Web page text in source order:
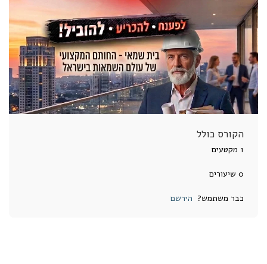
הקורס כולל
1 מקטעים
0 שיעורים
כבר משתמש? הירשם